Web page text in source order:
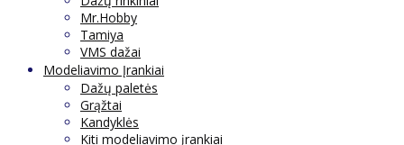
Mr.Hobby
Tamiya
VMS dažai
Modeliavimo Įrankiai
Dažų paletės
Grąžtai
Kandyklės
Kiti modeliavimo įrankiai